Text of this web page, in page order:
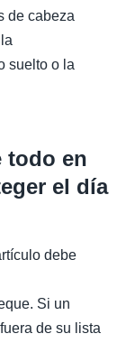
de cabeza
suelto o la
todo en
el día
debe
Si un
de su lista